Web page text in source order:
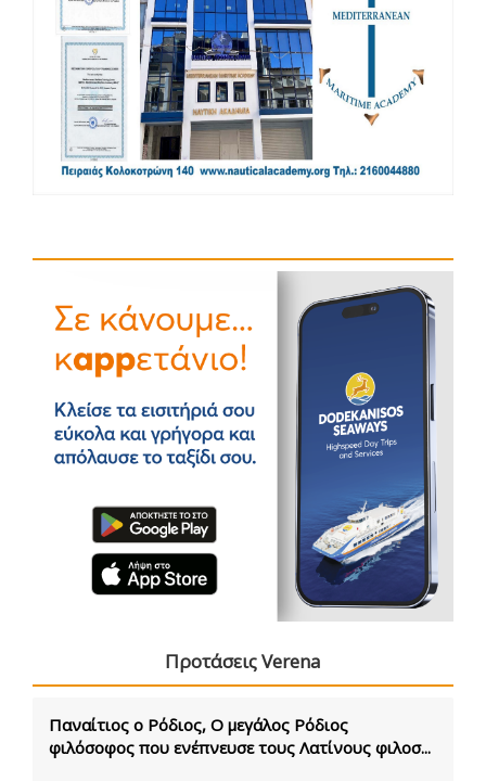
Προτάσεις Verena
Παναίτιος ο Ρόδιος, Ο μεγάλος Ρόδιος
φιλόσοφος που ενέπνευσε τους Λατίνους φιλοσ...